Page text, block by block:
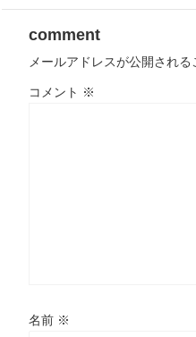
comment
メールアドレスが公開される
コメント ※
名前 ※